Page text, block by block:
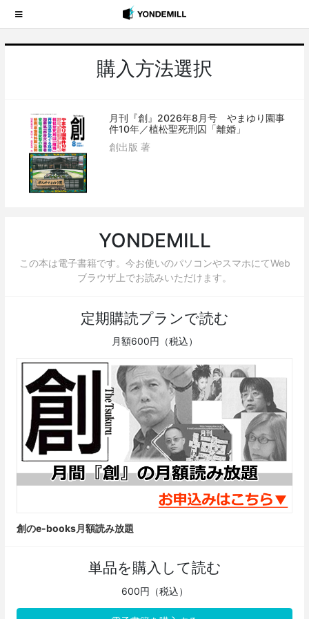
購入方法選択
月刊『創』2026年8月号 やまゆり園事
件10年／植松聖死刑囚「離婚」
創出版 著
YONDEMILL
この本は電子書籍です。今お使いのパソコンやスマホにてWeb
ブラウザ上でお読みいただけます。
定期購読プランで読む
月額600円（税込）
創のe-books月額読み放題
単品を購入して読む
600円（税込）